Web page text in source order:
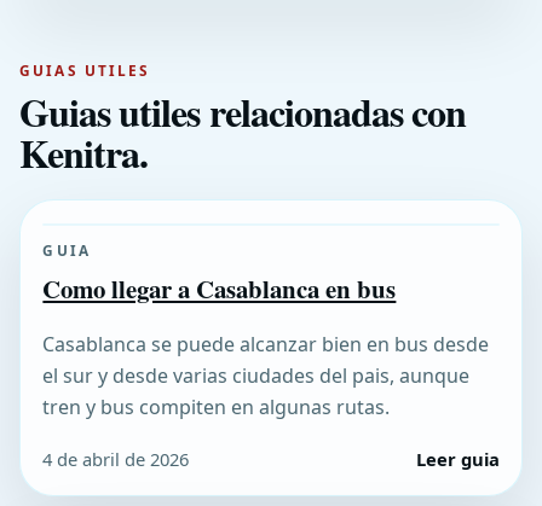
GUIAS UTILES
Guias utiles relacionadas con
Kenitra.
GUIA
Como llegar a Casablanca en bus
Casablanca se puede alcanzar bien en bus desde
el sur y desde varias ciudades del pais, aunque
tren y bus compiten en algunas rutas.
4 de abril de 2026 Leer guia